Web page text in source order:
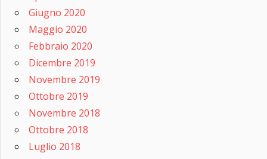
Giugno 2020
Maggio 2020
Febbraio 2020
Dicembre 2019
Novembre 2019
Ottobre 2019
Novembre 2018
Ottobre 2018
Luglio 2018